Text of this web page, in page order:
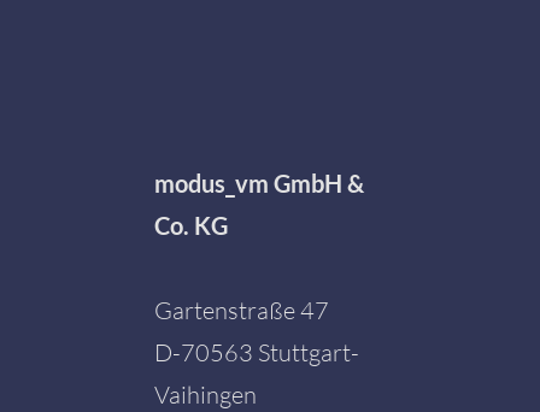
modus_vm GmbH &
Co. KG
Gartenstraße 47
D-70563 Stuttgart-
Vaihingen